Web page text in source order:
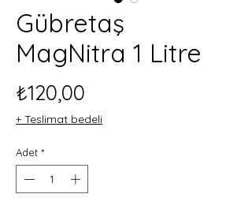
Gübretaş
MagNitra 1 Litre
₺120,00
+ Teslimat bedeli
Adet *